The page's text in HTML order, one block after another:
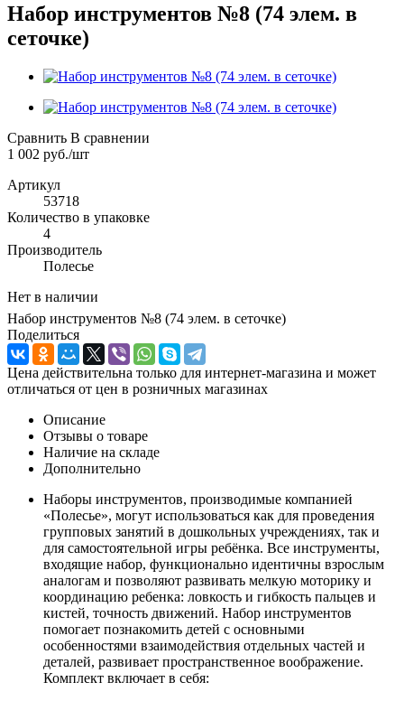
Набор инструментов №8 (74 элем. в
сеточке)
Сравнить В сравнении
1 002 руб./шт
Артикул
53718
Количество в упаковке
4
Производитель
Полесье
Нет в наличии
Набор инструментов №8 (74 элем. в сеточке)
Поделиться
Цена действительна только для интернет-магазина и может
отличаться от цен в розничных магазинах
Описание
Отзывы о товаре
Наличие на складе
Дополнительно
Наборы инструментов, производимые компанией
«Полесье», могут использоваться как для проведения
групповых занятий в дошкольных учреждениях, так и
для самостоятельной игры ребёнка. Все инструменты,
входящие набор, функционально идентичны взрослым
аналогам и позволяют развивать мелкую моторику и
координацию ребенка: ловкость и гибкость пальцев и
кистей, точность движений. Набор инструментов
помогает познакомить детей с основными
особенностями взаимодействия отдельных частей и
деталей, развивает пространственное воображение.
Комплект включает в себя: